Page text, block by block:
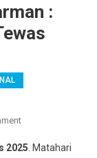
:
On
Terakhir
2025 . Matahari